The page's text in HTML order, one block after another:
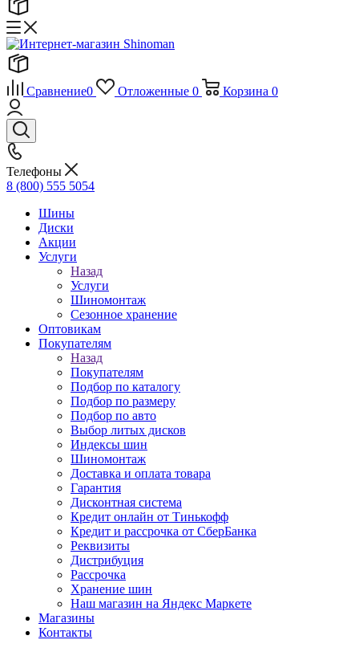
Сравнение0 Отложенные 0 Корзина 0
Телефоны
8 (800) 555 5054
Шины
Диски
Акции
Услуги
Назад
Услуги
Шиномонтаж
Сезонное хранение
Оптовикам
Покупателям
Назад
Покупателям
Подбор по каталогу
Подбор по размеру
Подбор по авто
Выбор литых дисков
Индексы шин
Шиномонтаж
Доставка и оплата товара
Гарантия
Дисконтная система
Кредит онлайн от Тинькофф
Кредит и рассрочка от СберБанка
Реквизиты
Дистрибуция
Рассрочка
Хранение шин
Наш магазин на Яндекс Маркете
Магазины
Контакты